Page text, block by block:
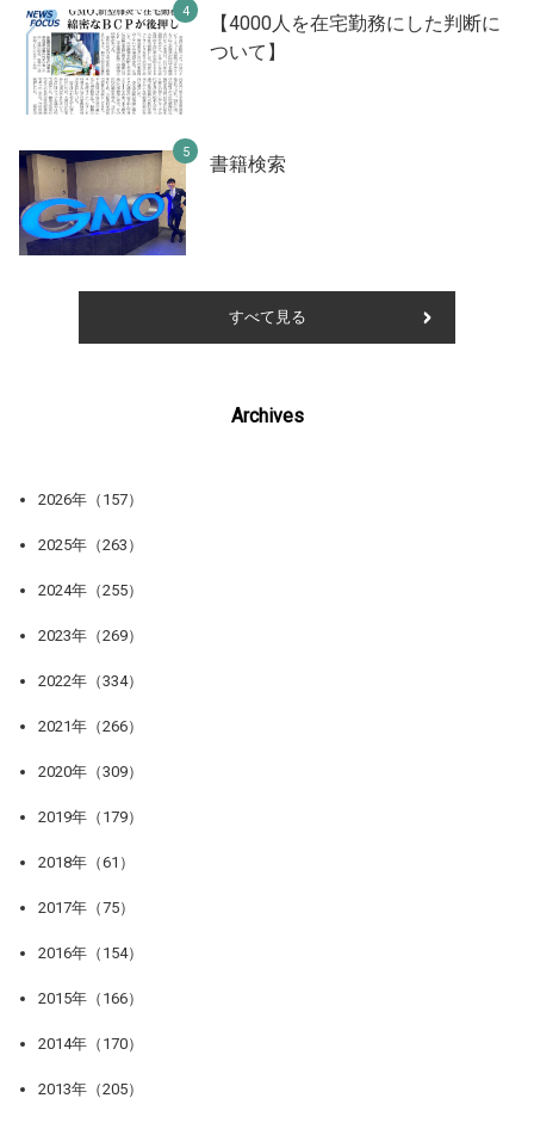
【4000人を在宅勤務にした判断に
ついて】
書籍検索
すべて見る
Archives
2026年（157）
2025年（263）
2024年（255）
2023年（269）
2022年（334）
2021年（266）
2020年（309）
2019年（179）
2018年（61）
2017年（75）
2016年（154）
2015年（166）
2014年（170）
2013年（205）